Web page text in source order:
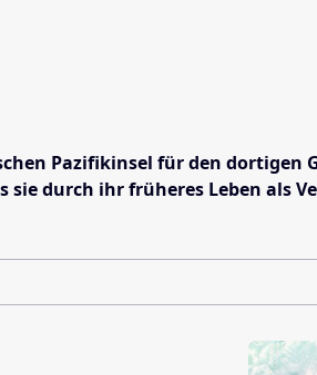
Pazifikinsel für den
durch ihr früheres Leben